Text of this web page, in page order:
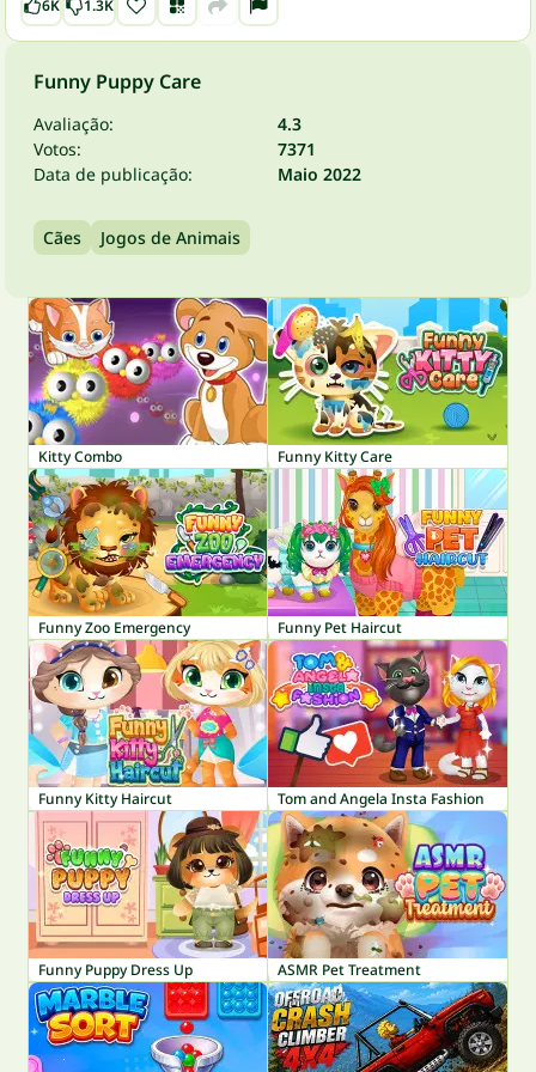
6K 1.3K
Funny Puppy Care
Avaliação:
4.3
Votos:
7371
Data de publicação:
Maio 2022
Cães Jogos de Animais
Kitty Combo Funny Kitty Care
Funny Zoo Emergency Funny Pet Haircut
Funny Kitty Haircut Tom and Angela Insta Fashion
Funny Puppy Dress Up ASMR Pet Treatment